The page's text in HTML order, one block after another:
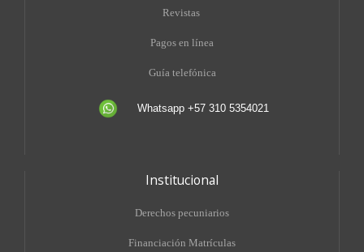
Revistas
Pagos en línea
Guía telefónica
Whatsapp +57 310 5354021
Institucional
Derechos pecuniarios
Financiación Matrículas